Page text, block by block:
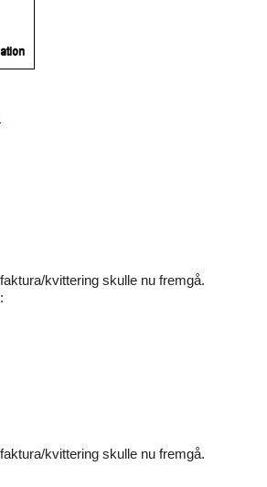
kvittering skulle nu fremgå.
kvittering skulle nu fremgå.